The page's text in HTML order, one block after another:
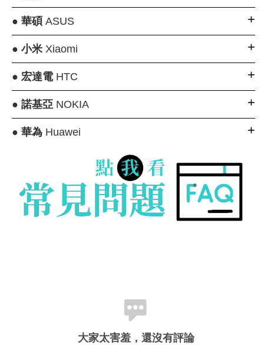
● 華碩 ASUS
● 小米Xiaomi
● 宏達電HTC
● 諾基亞NOKIA
● 華為Huawei
大家太害羞，還沒有評論